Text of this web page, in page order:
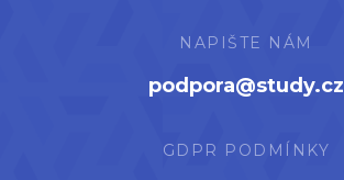
NAPIŠTE NÁM
podpora@study.cz
GDPR PODMÍNKY